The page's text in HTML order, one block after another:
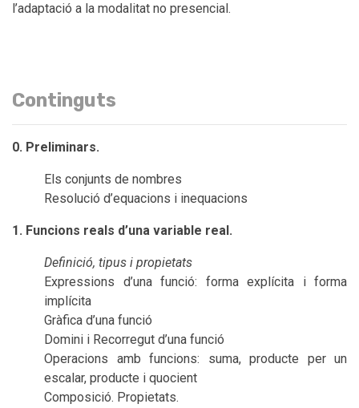
l’adaptació a la modalitat no presencial.
Continguts
0. Preliminars.
Els conjunts de nombres
Resolució d’equacions i inequacions
1. Funcions reals d’una variable real.
Definició, tipus i propietats
Expressions d’una funció: forma explícita i forma
implícita
Gràfica d’una funció
Domini i Recorregut d’una funció
Operacions amb funcions: suma, producte per un
escalar, producte i quocient
Composició. Propietats.